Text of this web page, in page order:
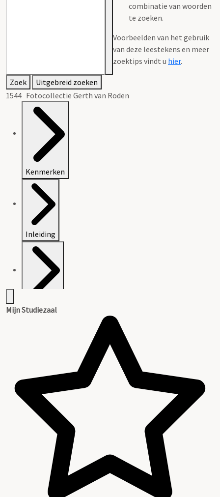
combinatie van woorden
te zoeken.
Voorbeelden van het gebruik
van deze leestekens en meer
zoektips vindt u hier.
Zoek
Uitgebreid zoeken
1544 Fotocollectie Gerth van Roden
Kenmerken
Inleiding
Mijn Studiezaal